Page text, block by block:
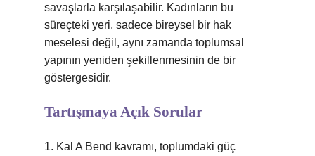
savaşlarla karşılaşabilir. Kadınların bu
süreçteki yeri, sadece bireysel bir hak
meselesi değil, aynı zamanda toplumsal
yapının yeniden şekillenmesinin de bir
göstergesidir.
Tartışmaya Açık Sorular
1. Kal A Bend kavramı, toplumdaki güç